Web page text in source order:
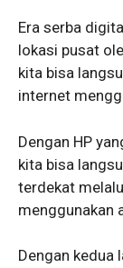
Era serba
lokasi pusat
kita bisa
internet
Dengan HP
kita bisa
terdekat
menggunakan
Dengan kedua